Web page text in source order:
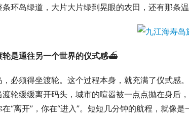
条环岛绿道，大片大片绿到晃眼的农田，还有那条
轮是通往另一个世界的仪式感⛴️
，必须得坐渡轮。这个过程本身，就充满了仪式感
轮缓缓离开码头，城市的喧嚣被一点点抛在身后
“离开”，你在“进入”。短短几分钟的航程，就像